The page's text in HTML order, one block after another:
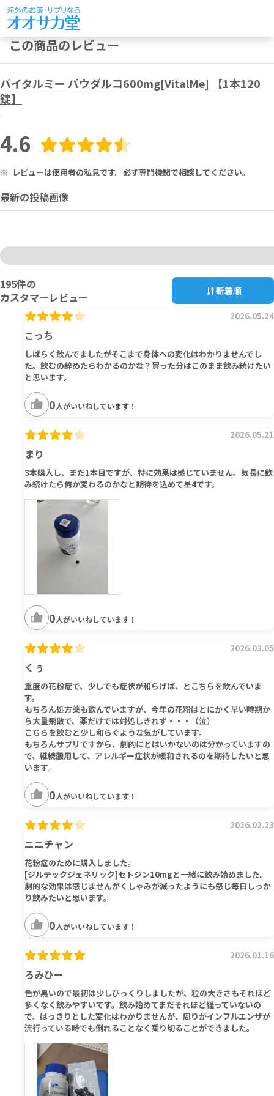
この商品のレビュー
バイタルミー パウダルコ600mg[VitalMe] 【1本120
錠】
4.6
※ レビューは使用者の私見です。必ず専門機関で相談してください。
最新の投稿画像
195件の
カスタマーレビュー
新着順
こっち
2026.05.24
しばらく飲んでましたがそこまで身体への変化はわかりませんでし
た。飲むの辞めたらわかるのかな？買った分はこのまま飲み続けたい
と思います。
0人がいいねしています！
まり
2026.05.21
3本購入し、まだ1本目ですが、特に効果は感じていません。気長に飲
み続けたら何か変わるのかなと期待を込めて星4です。
0人がいいねしています！
くぅ
2026.03.05
重度の花粉症で、少しでも症状が和らげば、とこちらを飲んでいま
す。
もちろん処方薬も飲んでいますが、今年の花粉はとにかく早い時期か
ら大量飛散で、薬だけでは対処しきれず・・・（泣）
こちらを飲むと少し和らぐような気がしています。
もちろんサプリですから、劇的にとはいかないのは分かっていますの
で、継続服用して、アレルギー症状が緩和されるのを期待したいと思
います。
0人がいいねしています！
ニニチャン
2026.02.23
花粉症のために購入しました。
[ジルテックジェネリック]セトジン10mgと一緒に飲み始めました。
劇的な効果は感じませんがくしゃみが減ったようにも感じ毎日しっか
り飲みたいと思います。
0人がいいねしています！
ろみひー
2026.01.16
色が黒いので最初は少しびっくりしましたが、粒の大きさもそれほど
多くなく飲みやすいです。飲み始めてまだそれほど経っていないの
で、はっきりとした変化はわかりませんが、周りがインフルエンザが
流行っている時でも倒れることなく乗り切ることができました。